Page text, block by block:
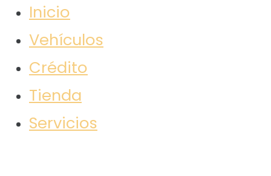
Serviautos
Concesionario de vehículos en
Medellín. Venta, compra y
financiación de todas las marcas. Tel
317-8150866.
Inicio
Vehículos
Crédito
Tienda
Servicios